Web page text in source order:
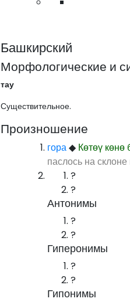
Башкирский
Морфологические и
тау
Существительное.
Произношение
гора◆ Көтөү
паслось на
?
?
Антонимы
?
?
Гиперонимы
?
?
Гипонимы